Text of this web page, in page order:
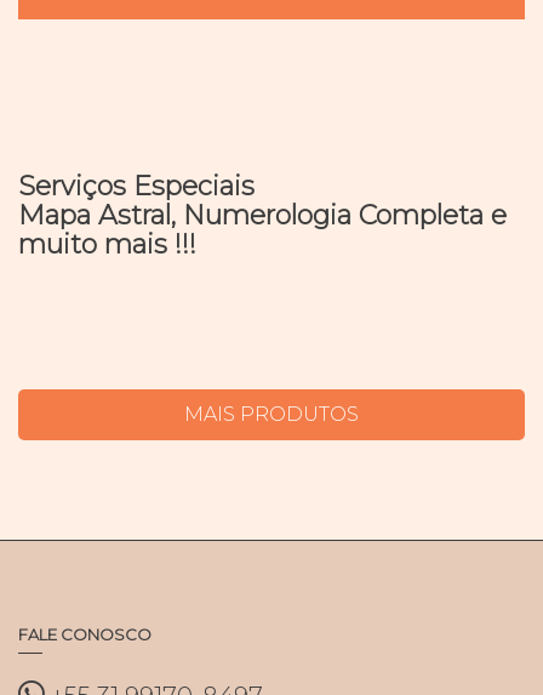
Serviços Especiais
Mapa Astral, Numerologia Completa e
muito mais !!!
MAIS PRODUTOS
FALE CONOSCO